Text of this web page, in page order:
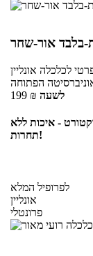
בלבד אור-שחר
לכלכלה אונליין
הפתוחה
199 ₪ לשעה
- איכות ללא
תחרות!
לפרופיל המלא
אונליין
פרונטלי